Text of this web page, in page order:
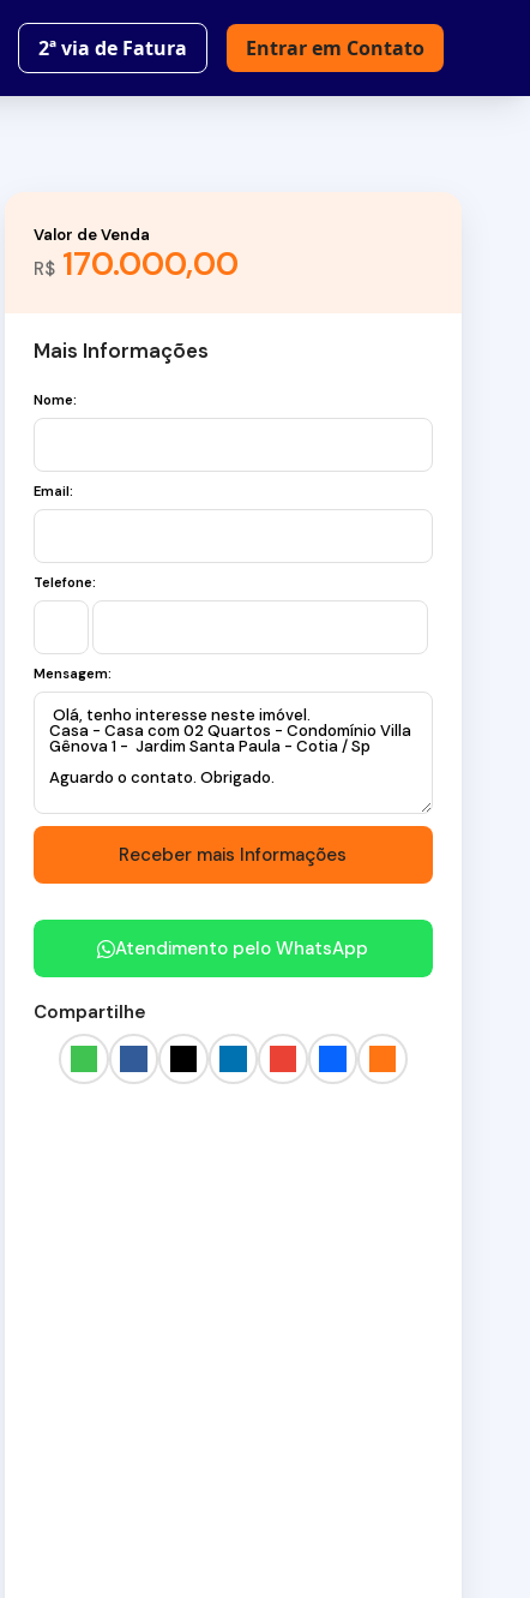
Entrar em Contato
2ª via de Fatura
R$170.000,00
Valor de Venda
Mais Informações
Nome:
Email:
Telefone:
Mensagem:
Atendimento peloWhatsApp
Compartilhe